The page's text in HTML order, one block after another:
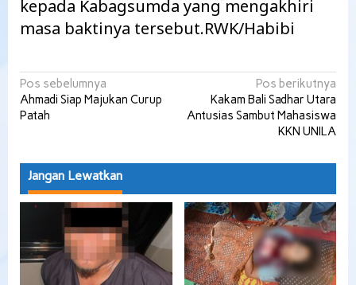
kepada Kabagsumda yang mengakhiri
masa baktinya tersebut.RWK/Habibi
Navigasi
pos
Pos sebelumnya
Ahmadi Siap Majukan Curup
Patah
Pos berikutnya
Kakam Bali Sadhar Utara
Antusias Sambut Mahasiswa
KKN UNILA
Jangan Lewatkan